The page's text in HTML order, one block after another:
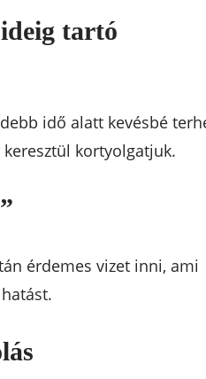
tartó
idő alatt kevésbé
kortyolgatjuk.
érdemes vizet inni, ami